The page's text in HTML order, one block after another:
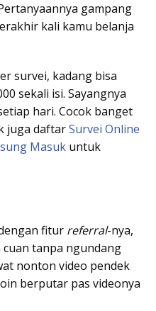
gampang
kali kamu belanja
survei, kadang bisa
sekali isi. Sayangnya
hari. Cocok banget
juga daftarSurvei Online
Masuk untuk
fitur referral-nya,
tanpa ngundang
nonton video pendek
berputar pas videonya